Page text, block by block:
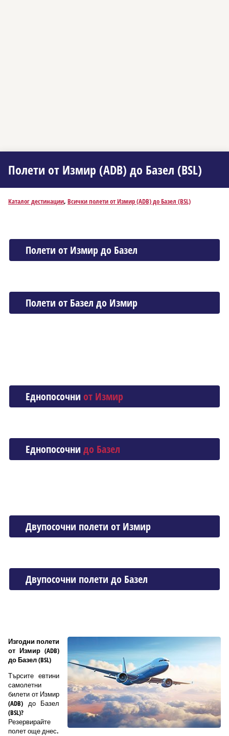
Полети от Измир (ADB) до Базел (BSL)
Каталог дестинации, Всички полети от Измир (ADB) до Базел (BSL)
Полети от Измир до Базел
Полети от Базел до Измир
Еднопосочни от Измир
Еднопосочни до Базел
Двупосочни полети от Измир
Двупосочни полети до Базел
Изгодни полети
от Измир (ADB)
до Базел (BSL)
Търсите евтини
самолетни
билети от Измир
(ADB) до Базел
(BSL)?
Резервирайте
полет още днес.